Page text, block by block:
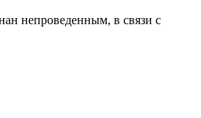
непроведенным, в связи с